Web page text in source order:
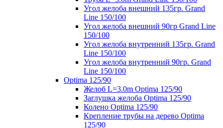
Угол желоба внешний 135гр. Grand
Line 150/100
Угол желоба внешний 90гр Grand Line
150/100
Угол желоба внутренний 135гр. Grand
Line 150/100
Угол желоба внутренний 90гр. Grand
Line 150/100
Optima 125/90
Желоб L=3.0m Optima 125/90
Заглушка желоба Optima 125/90
Колено Optima 125/90
Крепление трубы на дерево Optima
125/90